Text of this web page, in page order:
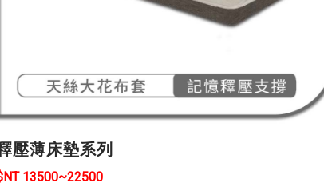
壓薄床墊系列
13500~22500